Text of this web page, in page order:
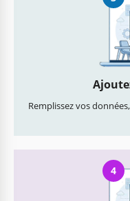
Remplissez vos
4